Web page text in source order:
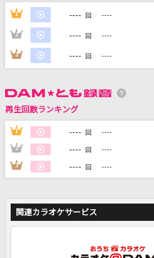
カラオケ最新情報をチェック！
1 ---- 回 ----
2 ---- 回 ----
3 ---- 回 ----
再生回数ランキング
1 ---- 回 ----
2 ---- 回 ----
3 ---- 回 ----
関連カラオケサービス